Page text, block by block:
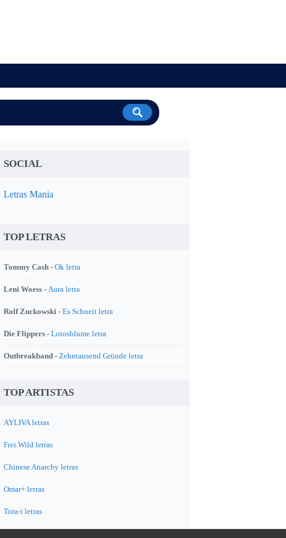
SOCIAL
Letras Mania
TOP LETRAS
Tommy Cash - Ok letra
Leni Woess - Aura letra
Rolf Zuckowski - Es Schneit letra
Die Flippers - Lotosblume letra
Outbreakband - Zehntausend Gründe letra
TOP ARTISTAS
AYLIVA letras
Frei.Wild letras
Chinese Anarchy letras
Omar+ letras
Tora-i letras